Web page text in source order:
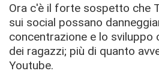
Ora c'è il forte sospetto che
sui social possano
concentrazione e lo sviluppo
dei ragazzi; più di quanto
Youtube.